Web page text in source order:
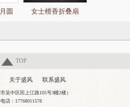
圆 女士檀香折叠扇
TOP
关于盛风 联系盛风
吴中区田上江路105号3幢2楼）
电话：17768011578